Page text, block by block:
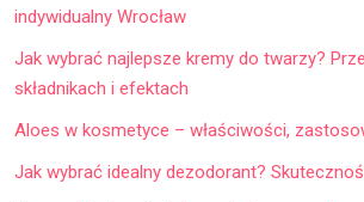
indywidualny Wrocław
Jak wybrać najlepsze kremy do twarzy?
składnikach i efektach
Aloes w kosmetyce – właściwości,
Jak wybrać idealny dezodorant?